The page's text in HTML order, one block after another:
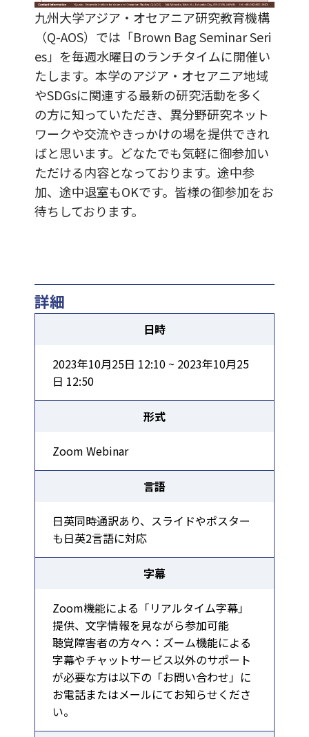
九州大学アジア・オセアニア研究教育機構
（Q-AOS）では「Brown Bag Seminar Seri
es」を毎週水曜日のランチタイムに開催い
たします。本学のアジア・オセアニア地域
やSDGsに関連する最新の研究活動を多く
の方に知っていただき、異分野研究ネット
ワークや交流やきっかけの場を提供できれ
ばと思います。どなたでも気軽に御参加い
ただける内容となっております。途中参
加、途中退室もOKです。皆様の御参加をお
待ちしております。
詳細
日時
2023年10月25日 12:10 ~ 2023年10月25
日 12:50
形式
Zoom Webinar
言語
日英同時通訳あり、スライドやポスター
も日英2言語に対応
字幕
Zoom機能による「リアルタイム字幕」
提供、文字情報を見ながら参加可能
聴覚障害者の方々へ：ズーム機能による
字幕やチャットサービス以外のサポート
が必要な方は以下の「お問い合わせ」に
お電話またはメールにてお知らせくださ
い。